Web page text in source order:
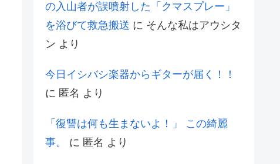
の入山者が誤噴射した「クマスプレー」
を浴びて救急搬送 に そんな私はアウシタ
ン より
今日イシバシ楽器からギターが届く！！
に 匿名 より
「復讐は何も生まないよ！」 この綺麗
事。
に 匿名 より